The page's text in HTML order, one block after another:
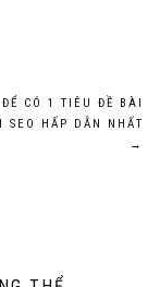
CÓ 1 TIÊU ĐỀ BÀI
SEO HẤP DẪN NHẤT
→